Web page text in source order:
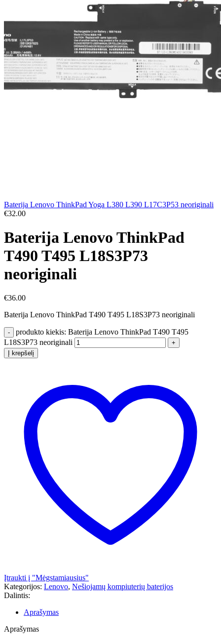
Baterija Lenovo ThinkPad Yoga L380 L390 L17C3P53 neoriginali
€32.00
Baterija Lenovo ThinkPad
T490 T495 L18S3P73
neoriginali
€36.00
Baterija Lenovo ThinkPad T490 T495 L18S3P73 neoriginali
produkto kiekis: Baterija Lenovo ThinkPad T490 T495
L18S3P73 neoriginali
Į krepšelį
Įtraukti į "Mėgstamiausius"
Kategorijos: Lenovo, Nešiojamų kompiuterių baterijos
Dalintis:
Aprašymas
Aprašymas